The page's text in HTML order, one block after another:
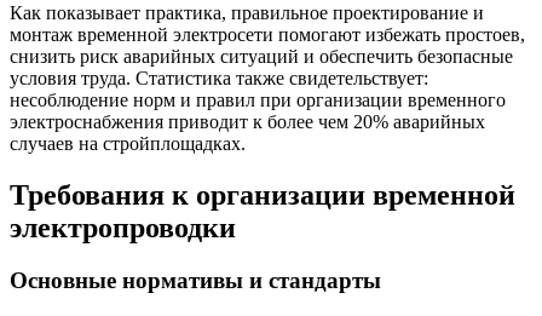
Как показывает практика, правильное проектирование и
монтаж временной электросети помогают избежать простоев,
снизить риск аварийных ситуаций и обеспечить безопасные
условия труда. Статистика также свидетельствует:
несоблюдение норм и правил при организации временного
электроснабжения приводит к более чем 20% аварийных
случаев на стройплощадках.
Требования к организации временной
электропроводки
Основные нормативы и стандарты